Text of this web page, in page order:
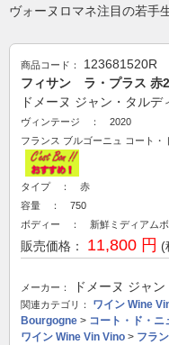
ヴォーヌロマネ注目の若手
商品コード：
123681520R
フィサン ラ・プラス 赤
ドメーヌ ジャン・タルデ
ヴィンテージ ： 2020
フランス ブルゴーニュ コート・
タイプ ： 赤
容量 ： 750
ボディー ： 新鮮ミディアムボ
販売価格： 11,800 円 (
メーカー： ドメーヌ ジャン
関連カテゴリ： ワイン Wine
Bourgogne > コート・ド・
ワイン Wine Vin Vino > フラ